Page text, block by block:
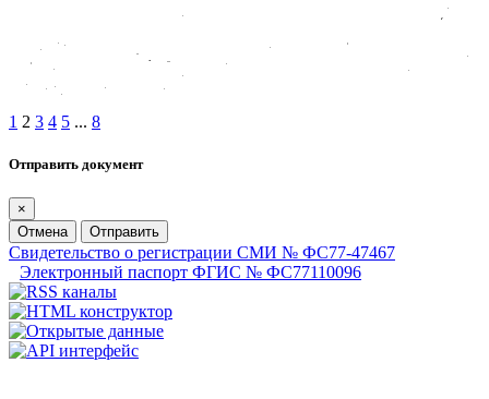
1 2 3 4 5 ... 8
Отправить документ
×
Отмена
Отправить
Свидетельство о регистрации СМИ № ФС77-47467
Электронный паспорт ФГИС № ФС77110096